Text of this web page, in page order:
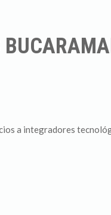
a integradores